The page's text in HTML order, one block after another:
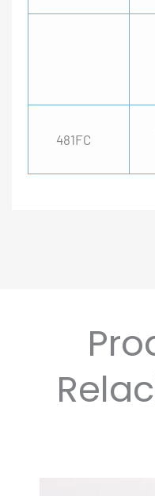
481FC